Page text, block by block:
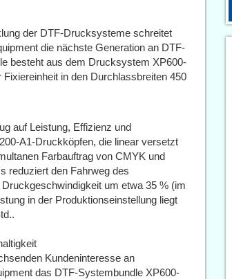
der DTF-Drucksysteme schreitet
die nächste Generation an DTF-
besteht aus dem Drucksystem XP600-
in den Durchlassbreiten 450
auf Leistung, Effizienz und
A1-Druckköpfen, die linear versetzt
Farbauftrag von CMYK und
reduziert den Fahrweg des
um etwa 35 % (im
in der Produktionseinstellung liegt
Kundeninteresse an
das DTF-Systembundle XP600-